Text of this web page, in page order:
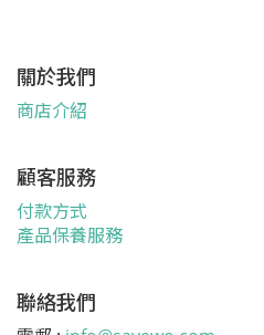
關於我們
商店介紹
顧客服務
付款方式
產品保養服務
聯絡我們